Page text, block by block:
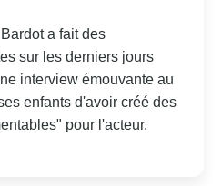
a fait des
sur les derniers jours
interview émouvante au
enfants d'avoir créé des
pour l'acteur.